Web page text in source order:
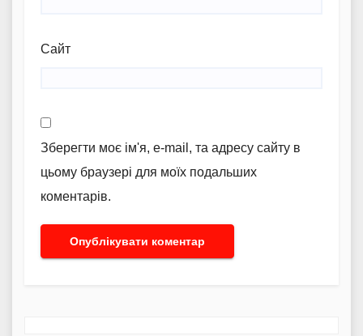
Сайт
Зберегти моє ім'я, e-mail, та адресу сайту в
цьому браузері для моїх подальших
коментарів.